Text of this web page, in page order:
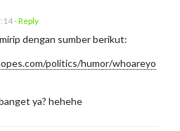
- Reply
dengan sumber berikut:
politics/humor/whoareyo
ya? hehehe